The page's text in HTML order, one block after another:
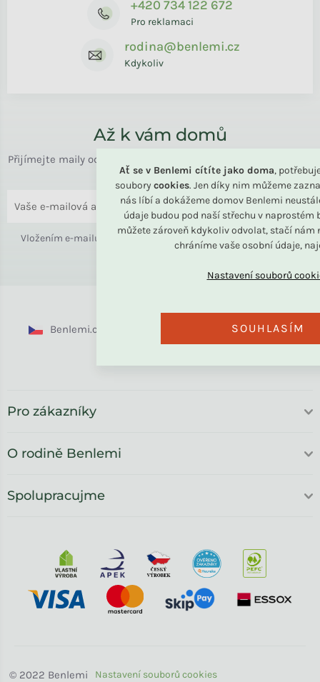
Ať se v Benlemi cítíte jako doma,
soubory cookies. Jen díky nim můžeme
nás líbí a dokážeme domov Benlemi
údaje budou pod naší střechu v naprostém
můžete zároveň kdykoliv odvolat, stačí nám
chráníme vaše osobní údaje,
SOUHLASÍM
+420 734 122 672
Pro reklamaci
rodina@benlemi.cz
Kdykoliv
Až k vám domů
Přijímejte maily od rodiny BENLEMI. Zasíláme jen užitečné info
o bydlení i slevách.
ODESLAT
Vložením e-mailu souhlasíte s
podmínkami ochrany osobních
Benlemi.cz Benlemi.com
Pro zákazníky
O rodině Benlemi
Spolupracujme
Benlemi